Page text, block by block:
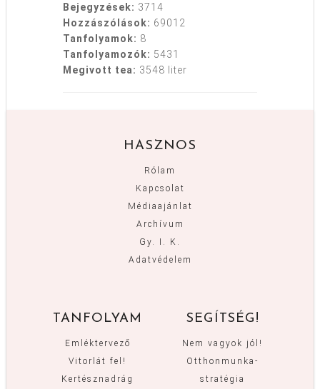
Bejegyzések: 3714
Hozzászólások: 69012
Tanfolyamok: 8
Tanfolyamozók: 5431
Megivott tea: 3548 liter
HASZNOS
Rólam
Kapcsolat
Médiaajánlat
Archívum
Gy. I. K.
Adatvédelem
TANFOLYAM
Emléktervező
Vitorlát fel!
Kertésznadrág
SEGÍTSÉG!
Nem vagyok jól!
Otthonmunka-
stratégia